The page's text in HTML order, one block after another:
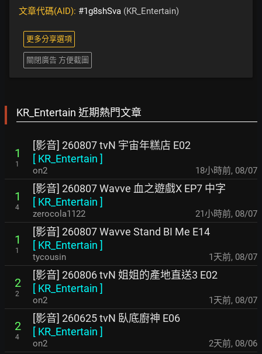
文章代碼(AID): #1g8shSva (KR_Entertain)
更多分享選項
關閉廣告 方便截圖
KR_Entertain 近期熱門文章
1
1
[影音] 260807 tvN 宇宙年糕店 E02
[ KR_Entertain ]
on2 18小時前, 08/07
1
4
[影音] 260807 Wavve 血之遊戲X EP7 中字
[ KR_Entertain ]
zerocola1122 21小時前, 08/07
1
1
[影音] 260807 Wavve Stand BI Me E14
[ KR_Entertain ]
tycousin 1天前, 08/07
2
2
[影音] 260806 tvN 姐姐的產地直送3 E02
[ KR_Entertain ]
on2 1天前, 08/07
2
4
[影音] 260625 tvN 臥底廚神 E06
[ KR_Entertain ]
on2 2天前, 08/06